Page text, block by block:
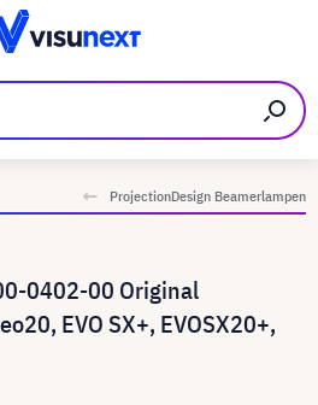
ProjectionDesign Beamerlampen
0402-00 Original
EVO SX+, EVOSX20+,